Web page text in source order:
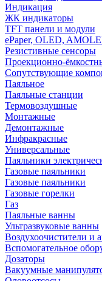
Индикация
ЖК индикаторы
TFT панели и модули
ePaper, OLED,
Резистивные сенсоры
Проекционно-
Сопутствующие
Паяльное
Паяльные станции
Термовоздушные
Монтажные
Демонтажные
Инфракрасные
Универсальные
Паяльники
Газовые паяльники
Газовые паяльники
Газовые горелки
Газ
Паяльные ванны
Ультразвуковые ванны
Воздухоочистители и
Вспомогательное
Дозаторы
Вакуумные